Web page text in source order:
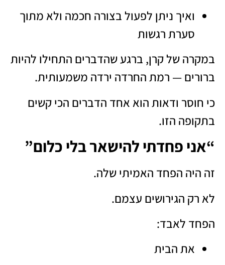
ואיך ניתן לפעול בצורה חכמה ולא מתוך
סערת רגשות
במקרה של קרן, ברגע שהדברים התחילו להיות
ברורים — רמת החרדה ירדה משמעותית.
כי חוסר ודאות הוא אחד הדברים הכי קשים
בתקופה הזו.
“אני פחדתי להישאר בלי כלום”
זה היה הפחד האמיתי שלה.
לא רק הגירושים עצמם.
הפחד לאבד:
את הבית